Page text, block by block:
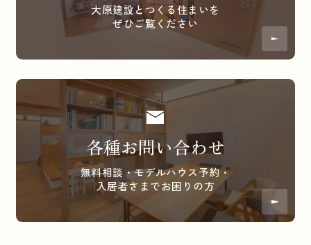
大原建設とつくる住まいを
ぜひご覧ください
各種お問い合わせ
無料相談・モデルハウス予約・
入居者さまでお困りの方